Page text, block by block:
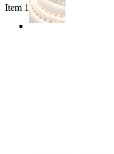
Item 1 of 3